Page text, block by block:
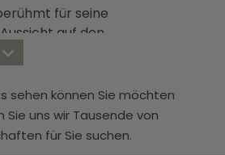
für seine
auf den
sehen können Sie möchten
Sie uns wir Tausende von
für Sie suchen.